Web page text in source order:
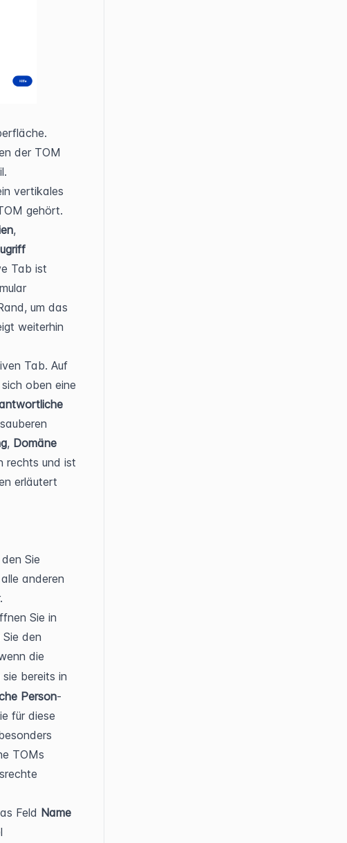
der TOM
vertikales
gehört.
Tab ist
um das
weiterhin
Tab. Auf
oben eine
, Domäne
rechts und ist
erläutert
Sie
anderen
Sie in
den
die
sie bereits in
Person-
für diese
TOMs
Feld Name